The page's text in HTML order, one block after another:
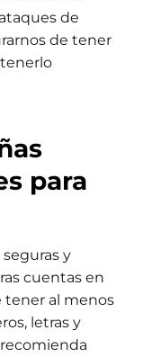
de
de tener
para
y
cuentas en
tener al menos
letras y